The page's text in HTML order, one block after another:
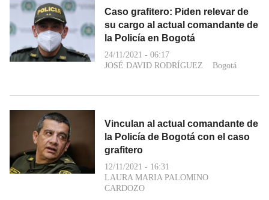
Caso grafitero: Piden relevar de
su cargo al actual comandante de
la Policía en Bogotá
24/11/2021 - 06:17
JOSÉ DAVID RODRÍGUEZ
Bogotá
Vinculan al actual comandante de
la Policía de Bogotá con el caso
grafitero
12/11/2021 - 16:31
LAURA MARIA PALOMINO
CARDOZO